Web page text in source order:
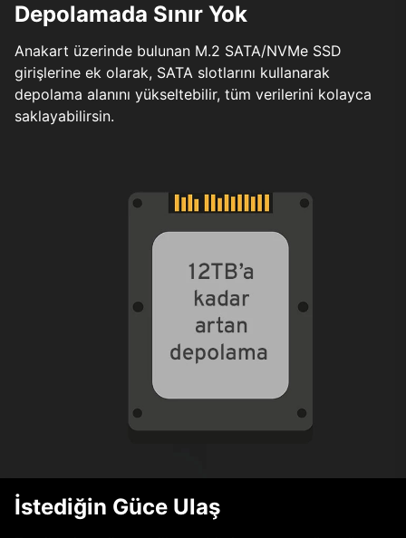
Depolamada Sınır Yok
Anakart üzerinde bulunan M.2 SATA/NVMe SSD
girişlerine ek olarak, SATA slotlarını kullanarak
depolama alanını yükseltebilir, tüm verilerini kolayca
saklayabilirsin.
İstediğin Güce Ulaş